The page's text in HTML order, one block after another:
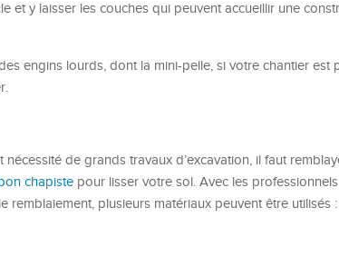
et y laisser les couches qui peuvent accueillir une
engins lourds, dont la mini-pelle, si votre chantier est
de grands travaux d’excavation, il faut
chapiste pour lisser votre sol. Avec les
remblaiement, plusieurs matériaux peuvent être utilisés :